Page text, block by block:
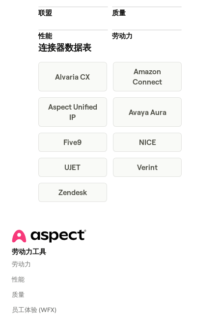
联盟 质量
性能 劳动力
连接器数据表
Alvaria CX
Amazon
Connect
Aspect Unified
IP
Avaya Aura
Five9 NICE
UJET Verint
Zendesk
劳动力工具
劳动力
性能
质量
员工体验 (WFX)